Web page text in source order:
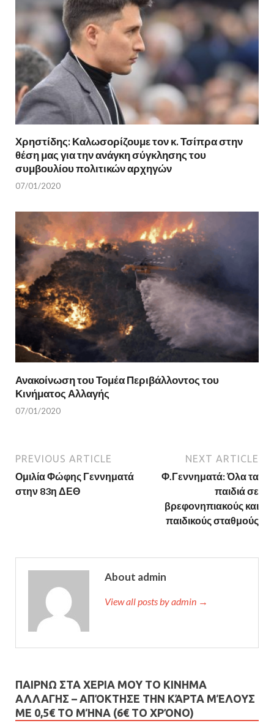
Χρηστίδης: Καλωσορίζουμε τον κ. Τσίπρα στην
θέση μας για την ανάγκη σύγκλησης του
συμβουλίου πολιτικών αρχηγών
07/01/2020
Ανακοίνωση του Τομέα Περιβάλλοντος του
Κινήματος Αλλαγής
07/01/2020
PREVIOUS ARTICLE
Ομιλία Φώφης Γεννηματά
στην 83η ΔΕΘ
NEXT ARTICLE
Φ.Γεννηματά: Όλα τα
παιδιά σε
βρεφονηπιακούς και
παιδικούς σταθμούς
About admin
View all posts by admin →
ΠΑΙΡΝΩ ΣΤΑ ΧΕΡΙΑ ΜΟΥ ΤΟ ΚΙΝΗΜΑ
ΑΛΛΑΓΗΣ – AΠΌΚΤΗΣΕ ΤΗΝ ΚΆΡΤΑ ΜΈΛΟΥΣ
ΜΕ 0,5€ ΤΟ ΜΉΝΑ (6€ ΤΟ ΧΡΌΝΟ)